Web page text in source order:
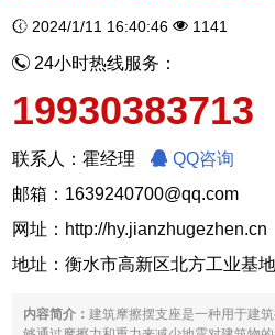
2024/1/11 16:40:46 1141
24小时热线服务：
19930383713
联系人：霍经理
QQ咨询
邮箱：1639240700@qq.com
网址： http://hy.jianzhugezhen.cn
地址：衡水市高新区北方工业基
内容简介：建筑摩擦摆支座是一种用于建